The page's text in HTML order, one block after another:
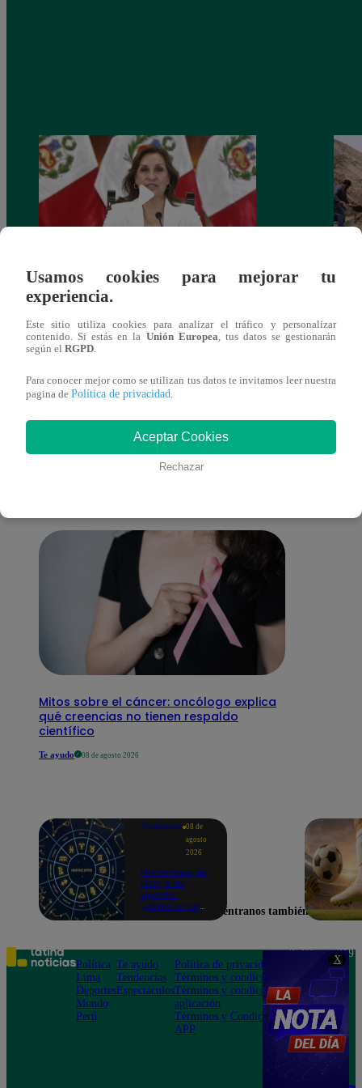
X
Congreso: proponen que el aumento del
salario presidencial se aplique desde 2026
También te puede
interesar
Mitos sobre el cáncer: oncólogo explica
qué creencias no tienen respaldo
científico
Te ayudo 08 de agosto 2026
Tendencias 08 de
agosto
2026
Horóscopo de
HOY, 8 de
agosto:
¿cómo te irá
Usamos cookies para mejorar tu
experiencia.
Este sitio utiliza cookies para analizar el tráfico y personalizar
contenido. Si estás en la Unión Europea , tus datos se gestionarán
según el RGPD
Para conocer mejor como se utilizan tus datos te invitamos leer nuestra
pagina de Política de privacidad
Aceptar Cookies
Rechazar
Encuéntranos también en
Política
Lima
Deportes
Mundo
Perú
Te ayudo
Tendencias
Espectáculos
Política de privacidad
Términos y condiciones
Términos y condiciones
aplicación
Términos y Condiciones
APP
Teléfono: 219
Av. San
Felipe 968
Jesús María